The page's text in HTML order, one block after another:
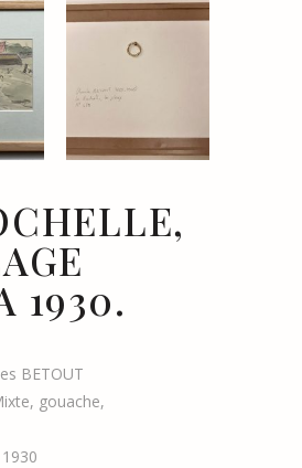
1930.
BETOUT
gouache,